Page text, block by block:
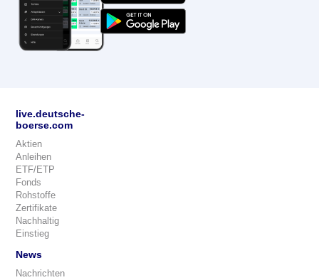
live.deutsche-
boerse.com
Aktien
Anleihen
ETF/ETP
Fonds
Rohstoffe
Zertifikate
Nachhaltig
Einstieg
News
Nachrichten